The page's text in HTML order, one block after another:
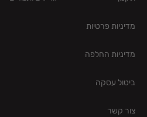
מדיניות פרטיות
מדיניות החלפה
ביטול עסקה
צור קשר